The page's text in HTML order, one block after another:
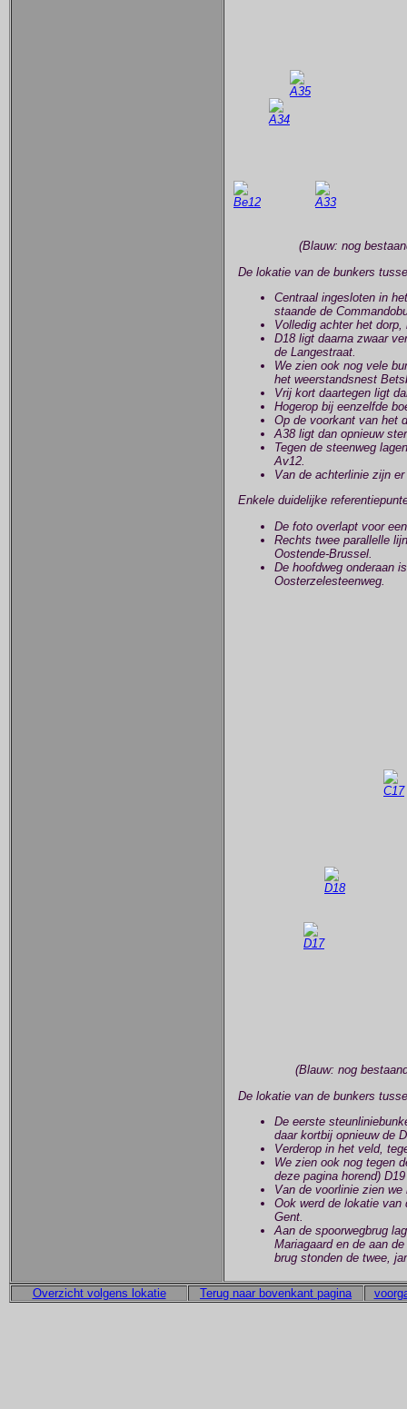
(Blauw: nog
De lokatie van de bunkers
Centraal ingesloten in
staande de
Volledig achter het
D18 ligt daarna zwaar
de Langestraat.
We zien ook nog vele
het weerstandsnest
Vrij kort daartegen ligt
Hogerop bij eenzelfde
Op de voorkant van het
A38 ligt dan opnieuw
Tegen de steenweg
Av12.
Van de achterlinie zijn
Enkele duidelijke
De foto overlapt voor
Rechts twee parallelle
Oostende-Brussel.
De hoofdweg onderaan
Oosterzelesteenweg.
(Blauw: nog
De lokatie van de bunkers
De eerste
daar kortbij opnieuw de
Verderop in het veld,
We zien ook nog tegen
deze pagina horend)
Van de voorlinie zien
Ook werd de lokatie van
Gent.
Aan de spoorwegbrug
Mariagaard en de aan
brug stonden de twee,
Overzicht volgens lokatie Terug naar bovenkant pagina